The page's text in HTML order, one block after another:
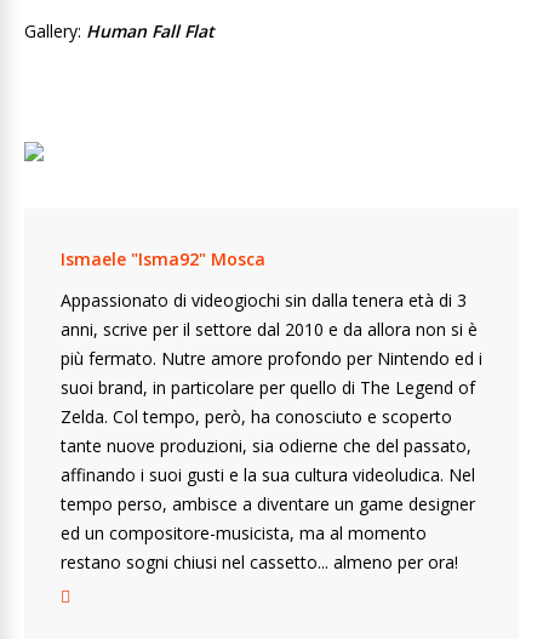
Gallery: Human Fall Flat
Ismaele "Isma92" Mosca
Appassionato di videogiochi sin dalla tenera età di 3
anni, scrive per il settore dal 2010 e da allora non si è
più fermato. Nutre amore profondo per Nintendo ed i
suoi brand, in particolare per quello di The Legend of
Zelda. Col tempo, però, ha conosciuto e scoperto
tante nuove produzioni, sia odierne che del passato,
affinando i suoi gusti e la sua cultura videoludica. Nel
tempo perso, ambisce a diventare un game designer
ed un compositore-musicista, ma al momento
restano sogni chiusi nel cassetto... almeno per ora!